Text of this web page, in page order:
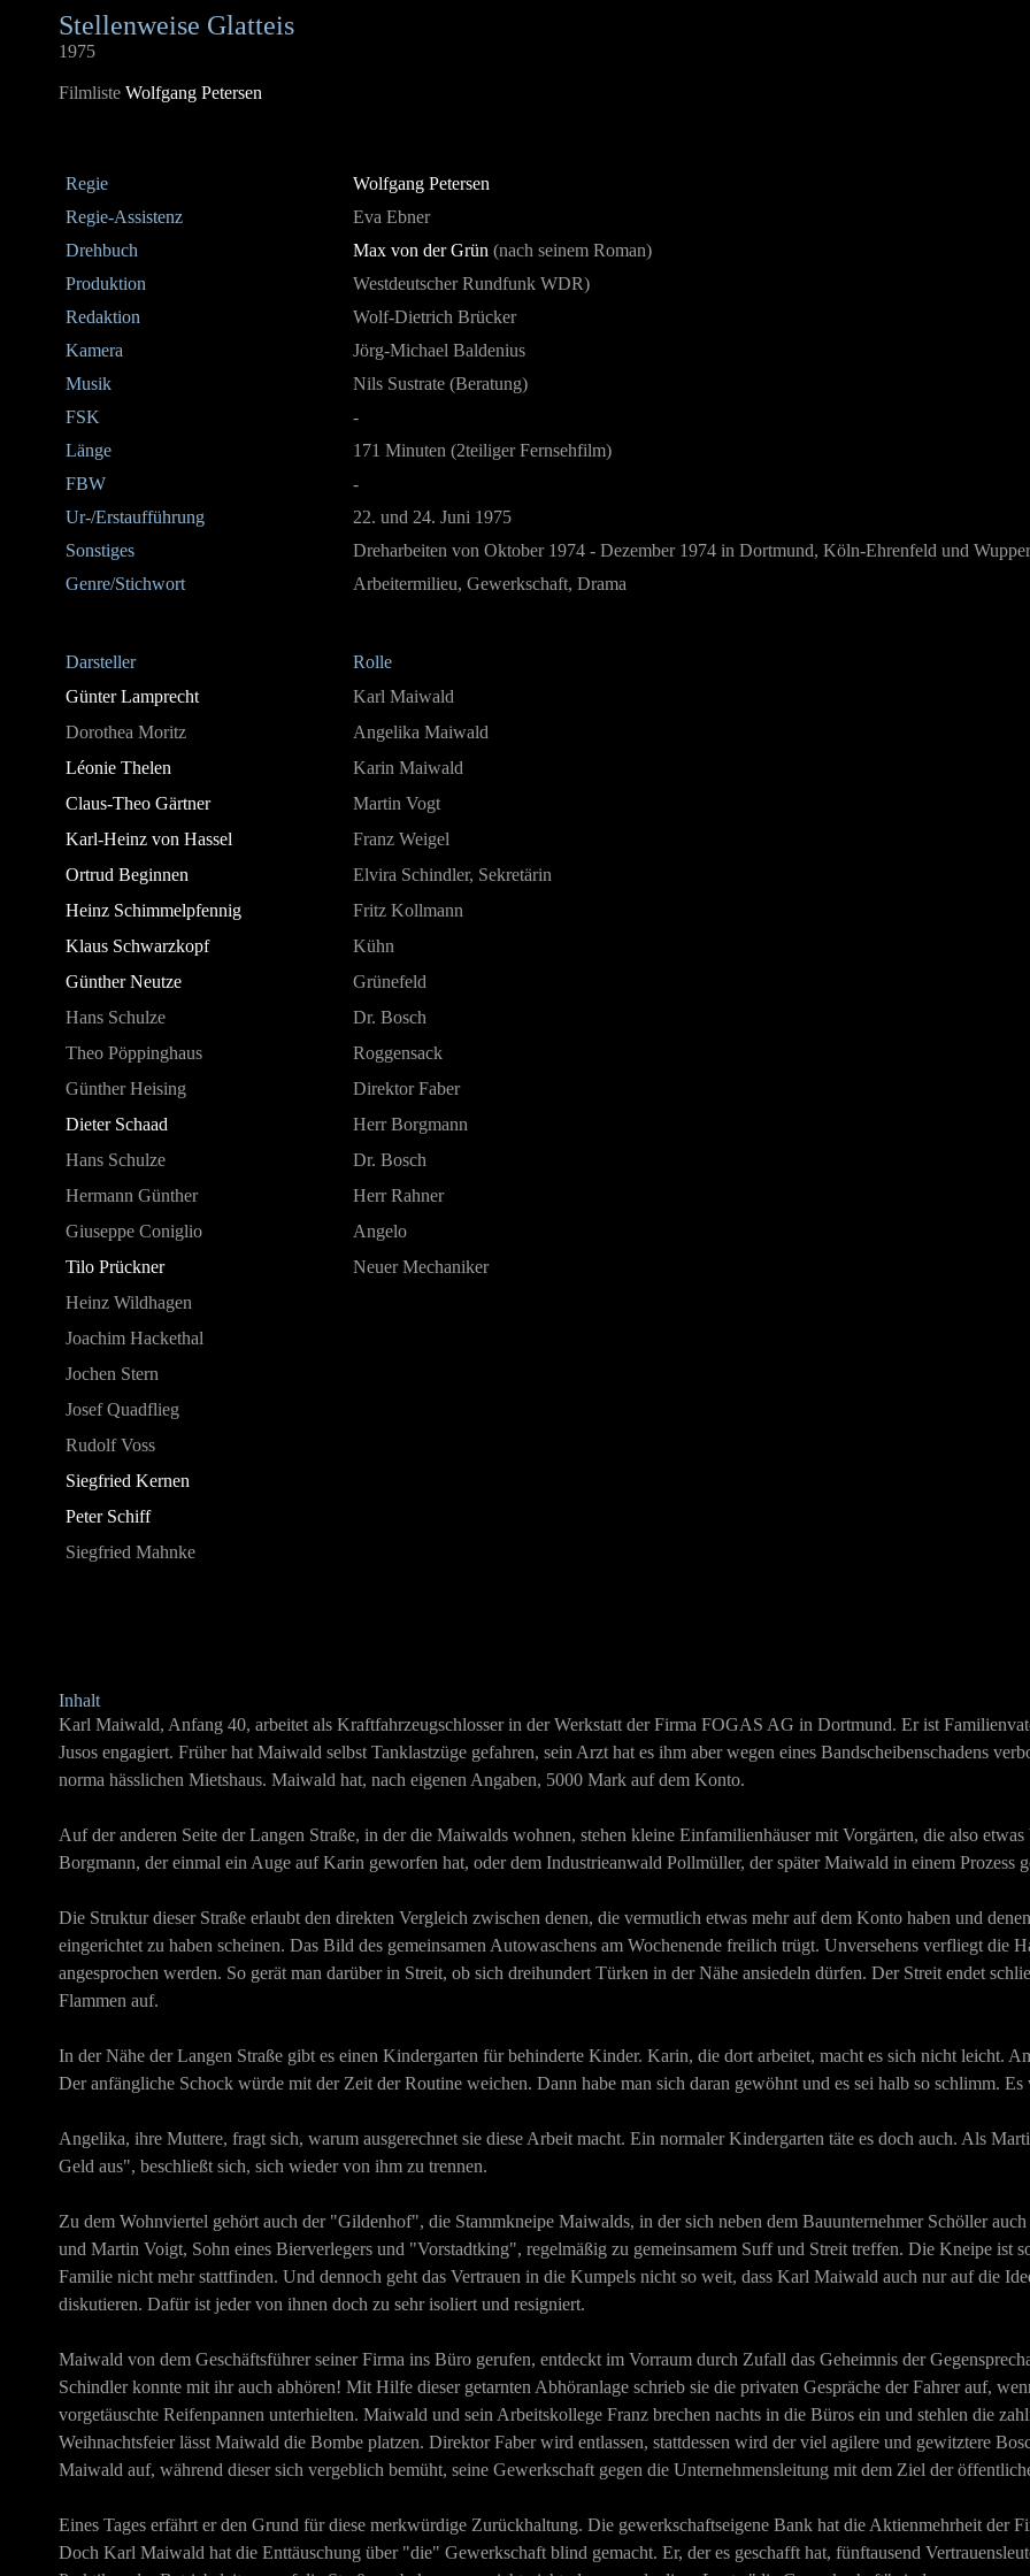
Stellenweise Glatteis
1975
Filmliste Wolfgang Petersen
Regie
Wolfgang Petersen
Regie-Assistenz
Eva Ebner
Drehbuch
Max von der Grün (nach seinem Roman)
Produktion
Westdeutscher Rundfunk WDR)
Redaktion
Wolf-Dietrich Brücker
Kamera
Jörg-Michael Baldenius
Musik
Nils Sustrate (Beratung)
FSK
-
Länge
171 Minuten (2teiliger Fernsehfilm)
FBW
-
Ur-/Erstaufführung
22. und 24. Juni 1975
Sonstiges
Dreharbeiten von Oktober 1974 - Dezember 1974 in Dortmund, Köln-Ehrenfeld und
Genre/Stichwort
Arbeitermilieu, Gewerkschaft, Drama
Darsteller
Rolle
Günter Lamprecht
Karl Maiwald
Dorothea Moritz
Angelika Maiwald
Léonie Thelen
Karin Maiwald
Claus-Theo Gärtner
Martin Vogt
Karl-Heinz von Hassel
Franz Weigel
Ortrud Beginnen
Elvira Schindler, Sekretärin
Heinz Schimmelpfennig
Fritz Kollmann
Klaus Schwarzkopf
Kühn
Günther Neutze
Grünefeld
Hans Schulze
Dr. Bosch
Theo Pöppinghaus
Roggensack
Günther Heising
Direktor Faber
Dieter Schaad
Herr Borgmann
Hans Schulze
Dr. Bosch
Hermann Günther
Herr Rahner
Giuseppe Coniglio
Angelo
Tilo Prückner
Neuer Mechaniker
Heinz Wildhagen
Joachim Hackethal
Jochen Stern
Josef Quadflieg
Rudolf Voss
Siegfried Kernen
Peter Schiff
Siegfried Mahnke
Inhalt
Karl Maiwald, Anfang 40, arbeitet als Kraftfahrzeugschlosser in der Werkstatt der Firma FOGAS AG in Dortmund. Er ist
Jusos engagiert. Früher hat Maiwald selbst Tanklastzüge gefahren, sein Arzt hat es ihm aber wegen eines Bandscheibenschadens
norma hässlichen Mietshaus. Maiwald hat, nach eigenen Angaben, 5000 Mark auf dem Konto.
Auf der anderen Seite der Langen Straße, in der die Maiwalds wohnen, stehen kleine Einfamilienhäuser mit Vorgärten, die also
Borgmann, der einmal ein Auge auf Karin geworfen hat, oder dem Industrieanwald Pollmüller, der später Maiwald in einem Prozess
Die Struktur dieser Straße erlaubt den direkten Vergleich zwischen denen, die vermutlich etwas mehr auf dem Konto haben und
eingerichtet zu haben scheinen. Das Bild des gemeinsamen Autowaschens am Wochenende freilich trügt. Unversehens verfliegt die
angesprochen werden. So gerät man darüber in Streit, ob sich dreihundert Türken in der Nähe ansiedeln dürfen. Der Streit endet
Flammen auf.
In der Nähe der Langen Straße gibt es einen Kindergarten für behinderte Kinder. Karin, die dort arbeitet, macht es sich nicht leicht.
Der anfängliche Schock würde mit der Zeit der Routine weichen. Dann habe man sich daran gewöhnt und es sei halb so schlimm.
Angelika, ihre Muttere, fragt sich, warum ausgerechnet sie diese Arbeit macht. Ein normaler Kindergarten täte es doch auch. Als
Geld aus", beschließt sich, sich wieder von ihm zu trennen.
Zu dem Wohnviertel gehört auch der "Gildenhof", die Stammkneipe Maiwalds, in der sich neben dem Bauunternehmer Schöller
und Martin Voigt, Sohn eines Bierverlegers und "Vorstadtking", regelmäßig zu gemeinsamem Suff und Streit treffen. Die Kneipe ist
Familie nicht mehr stattfinden. Und dennoch geht das Vertrauen in die Kumpels nicht so weit, dass Karl Maiwald auch nur auf die
diskutieren. Dafür ist jeder von ihnen doch zu sehr isoliert und resigniert.
Maiwald von dem Geschäftsführer seiner Firma ins Büro gerufen, entdeckt im Vorraum durch Zufall das Geheimnis der
Schindler konnte mit ihr auch abhören! Mit Hilfe dieser getarnten Abhöranlage schrieb sie die privaten Gespräche der Fahrer auf,
vorgetäuschte Reifenpannen unterhielten. Maiwald und sein Arbeitskollege Franz brechen nachts in die Büros ein und stehlen die
Weihnachtsfeier lässt Maiwald die Bombe platzen. Direktor Faber wird entlassen, stattdessen wird der viel agilere und gewitztere
Maiwald auf, während dieser sich vergeblich bemüht, seine Gewerkschaft gegen die Unternehmensleitung mit dem Ziel der
Eines Tages erfährt er den Grund für diese merkwürdige Zurückhaltung. Die gewerkschaftseigene Bank hat die Aktienmehrheit der
Doch Karl Maiwald hat die Enttäuschung über "die" Gewerkschaft blind gemacht. Er, der es geschafft hat, fünftausend